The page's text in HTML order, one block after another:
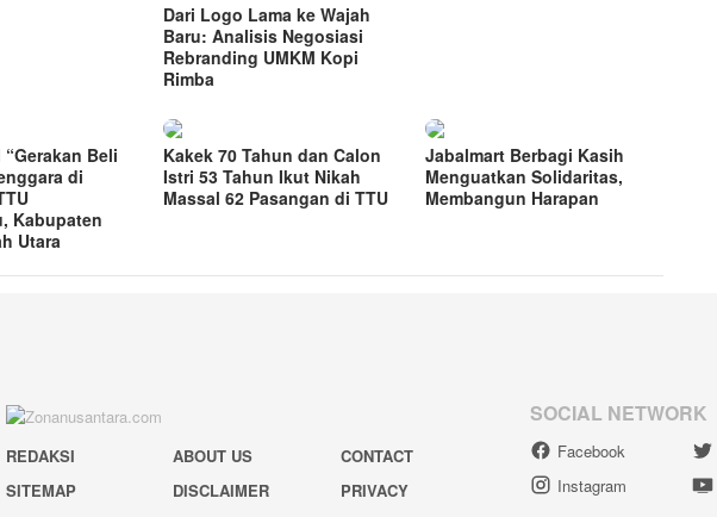
Dari Logo Lama ke Wajah
Baru: Analisis Negosiasi
Rebranding UMKM Kopi
Rimba
Beli
di
Kabupaten
Utara
Kakek 70 Tahun dan Calon
Istri 53 Tahun Ikut Nikah
Massal 62 Pasangan di TTU
Jabalmart Berbagi Kasih
Menguatkan Solidaritas,
Membangun Harapan
REDAKSI ABOUT US
CONTACT
SITEMAP
DISCLAIMER PRIVACY
SOCIAL NETWORK
Facebook
Instagram